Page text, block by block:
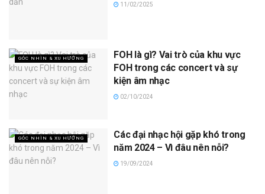
11/02/2025
GÓC NHÌN & XU HƯỚNG
FOH là gì? Vai trò của khu vực
FOH trong các concert và sự
kiện âm nhạc
02/10/2024
GÓC NHÌN & XU HƯỚNG
Các đại nhạc hội gặp khó trong
năm 2024 – Vì đâu nên nỗi?
19/09/2024